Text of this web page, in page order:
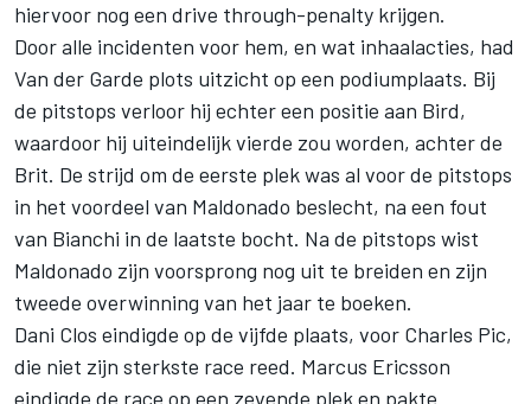
hiervoor nog een drive through-penalty krijgen.
Door alle incidenten voor hem, en wat inhaalacties, had
Van der Garde plots uitzicht op een podiumplaats. Bij
de pitstops verloor hij echter een positie aan Bird,
waardoor hij uiteindelijk vierde zou worden, achter de
Brit. De strijd om de eerste plek was al voor de pitstops
in het voordeel van Maldonado beslecht, na een fout
van Bianchi in de laatste bocht. Na de pitstops wist
Maldonado zijn voorsprong nog uit te breiden en zijn
tweede overwinning van het jaar te boeken.
Dani Clos eindigde op de vijfde plaats, voor Charles Pic,
die niet zijn sterkste race reed. Marcus Ericsson
eindigde de race op een zevende plek en pakte